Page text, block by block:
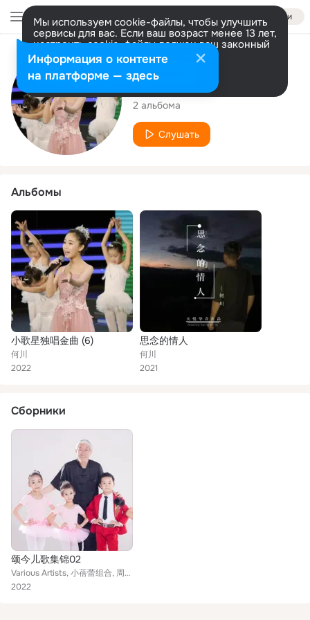
Войти
Мы используем cookie-файлы, чтобы улучшить
сервисы для вас. Если ваш возраст менее 13 лет,
настроить cookie-файлы должен ваш законный
представитель. Больше информации
Разрешить все Настроить
Исполнитель
何川
2 альбома
Слушать
Альбомы
小歌星独唱金曲 (6)
何川
2022
思念的情人
何川
2021
Сборники
颂今儿歌集锦02
Various Artists, 小蓓蕾组合, 周婧, 何川, 黑龙江广电少儿艺术团, 思嘉, 杨休
2022
Информация о контенте
на платформе — здесь